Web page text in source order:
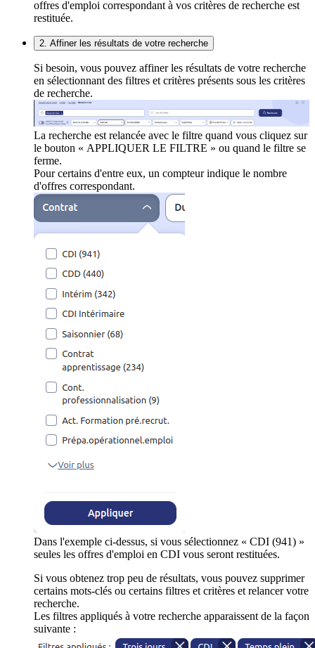
offres d'emploi correspondant à vos critères de recherche est
restituée.
2. Affiner les résultats de votre recherche
Si besoin, vous pouvez affiner les résultats de votre recherche
en sélectionnant des filtres et critères présents sous les critères
de recherche.
La recherche est relancée avec le filtre quand vous cliquez sur
le bouton « APPLIQUER LE FILTRE » ou quand le filtre se
ferme.
Pour certains d'entre eux, un compteur indique le nombre
d'offres correspondant.
Dans l'exemple ci-dessus, si vous sélectionnez « CDI (941) »
seules les offres d'emploi en CDI vous seront restituées.
Si vous obtenez trop peu de résultats, vous pouvez supprimer
certains mots-clés ou certains filtres et critères et relancer votre
recherche.
Les filtres appliqués à votre recherche apparaissent de la façon
suivante :